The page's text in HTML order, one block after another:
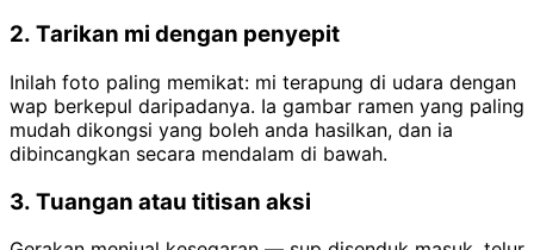
2. Tarikan mi dengan penyepit
Inilah foto paling memikat: mi terapung di udara dengan
wap berkepul daripadanya. Ia gambar ramen yang paling
mudah dikongsi yang boleh anda hasilkan, dan ia
dibincangkan secara mendalam di bawah.
3. Tuangan atau titisan aksi